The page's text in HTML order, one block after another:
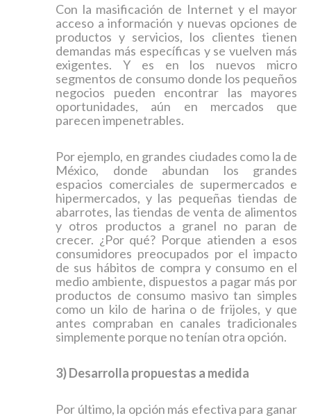
Con la masificación de Internet y el mayor
acceso a información y nuevas opciones de
productos y servicios, los clientes tienen
demandas más específicas y se vuelven más
exigentes. Y es en los nuevos micro
segmentos de consumo donde los pequeños
negocios pueden encontrar las mayores
oportunidades, aún en mercados que
parecen impenetrables.
Por ejemplo, en grandes ciudades como la de
México, donde abundan los grandes
espacios comerciales de supermercados e
hipermercados, y las pequeñas tiendas de
abarrotes, las tiendas de venta de alimentos
y otros productos a granel no paran de
crecer. ¿Por qué? Porque atienden a esos
consumidores preocupados por el impacto
de sus hábitos de compra y consumo en el
medio ambiente, dispuestos a pagar más por
productos de consumo masivo tan simples
como un kilo de harina o de frijoles, y que
antes compraban en canales tradicionales
simplemente porque no tenían otra opción.
3) Desarrolla propuestas a medida
Por último, la opción más efectiva para ganar